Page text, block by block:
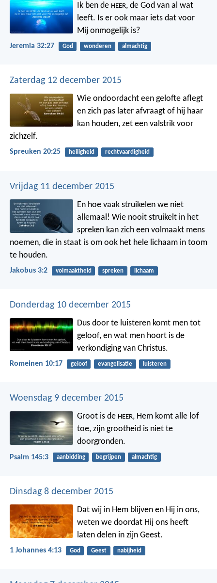
Ik ben de HEER, de God van al wat
leeft. Is er ook maar iets dat voor
Mij onmogelijk is?
Jeremia 32:27 God wonderen almachtig
Zaterdag 12 december 2015
Wie ondoordacht een gelofte aflegt
en zich pas later afvraagt of hij haar
kan houden, zet een valstrik voor
zichzelf.
Spreuken 20:25 heiligheid rechtvaardigheid
Vrijdag 11 december 2015
En hoe vaak struikelen we niet
allemaal! Wie nooit struikelt in het
spreken kan zich een volmaakt mens
noemen, die in staat is om ook het hele lichaam in toom
te houden.
Jakobus 3:2 volmaaktheid spreken lichaam
Donderdag 10 december 2015
Dus door te luisteren komt men tot
geloof, en wat men hoort is de
verkondiging van Christus.
Romeinen 10:17 geloof evangelisatie luisteren
Woensdag 9 december 2015
Groot is de HEER, Hem komt alle lof
toe, zijn grootheid is niet te
doorgronden.
Psalm 145:3 aanbidding begrijpen almachtig
Dinsdag 8 december 2015
Dat wij in Hem blijven en Hij in ons,
weten we doordat Hij ons heeft
laten delen in zijn Geest.
1 Johannes 4:13 God Geest nabijheid